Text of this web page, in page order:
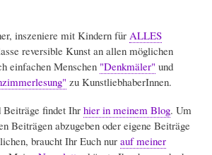
inszeniere mit Kindern für ALLES
reversible Kunst an allen möglichen
einfachen Menschen "Denkmäler" und
zu KunstliebhaberInnen.
findet Ihr hier in meinem Blog. Um
Beiträgen abzugeben oder eigene Beiträge
braucht Ihr Euch nur auf meiner